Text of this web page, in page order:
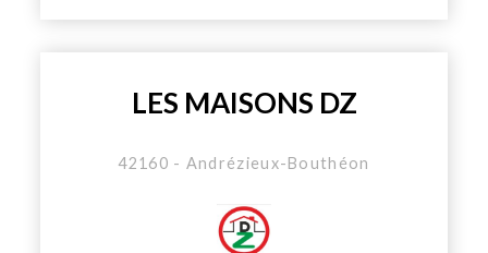
LES MAISONS DZ
42160 - Andrézieux-Bouthéon